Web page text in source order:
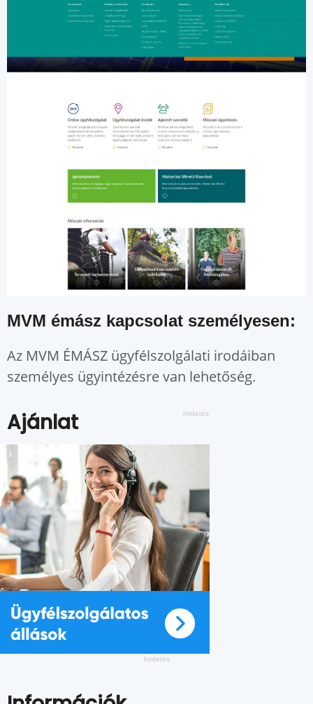
MVM émász kapcsolat személyesen:
Az MVM ÉMÁSZ ügyfélszolgálati irodáiban
személyes ügyintézésre van lehetőség.
Ajánlat